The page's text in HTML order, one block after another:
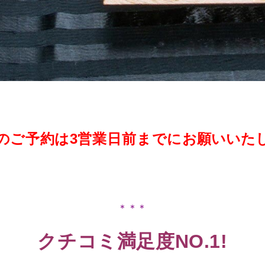
ご予約は3営業日前までにお願いいた
＊＊＊
クチコミ満足度NO.1!